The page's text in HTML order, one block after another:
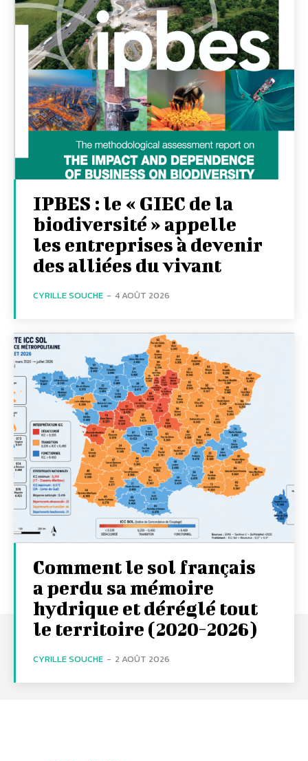
IPBES : le « GIEC de la
biodiversité » appelle
les entreprises à devenir
des alliées du vivant
CYRILLE SOUCHE - 4 AOÛT 2026
Comment le sol français
a perdu sa mémoire
hydrique et déréglé tout
le territoire (2020-2026)
CYRILLE SOUCHE - 2 AOÛT 2026